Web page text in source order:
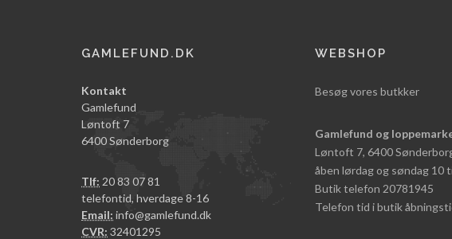
GAMLEFUND.DK
Kontakt
Gamlefund
Løntoft 7
6400 Sønderborg
Tlf: 20 83 07 81
telefontid, hverdage 8-16
Email: info@gamlefund.dk
CVR: 32401295
WEBSHOP
Besøg vores butkker
Gamlefund og
Løntoft 7, 6400
åben lørdag og søndag 10
Butik telefon 20781945
Telefon tid i butik